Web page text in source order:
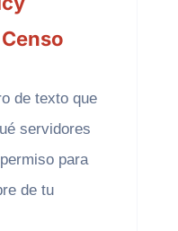
de texto que
servidores
para
de tu